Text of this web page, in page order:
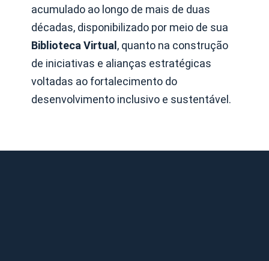
acumulado ao longo de mais de duas
décadas, disponibilizado por meio de sua
Biblioteca Virtual, quanto na construção
de iniciativas e alianças estratégicas
voltadas ao fortalecimento do
desenvolvimento inclusivo e sustentável.